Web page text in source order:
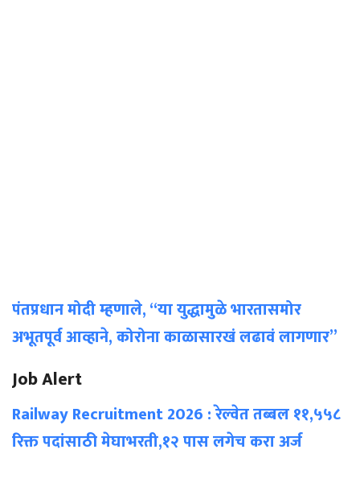
पंतप्रधान मोदी म्हणाले, “या युद्धामुळे भारतासमोर
अभूतपूर्व आव्हाने, कोरोना काळासारखं लढावं लागणार”
Job Alert
Railway Recruitment 2026 : रेल्वेत तब्बल ११,५५८
रिक्त पदांसाठी मेघाभरती,१२ पास लगेच करा अर्ज